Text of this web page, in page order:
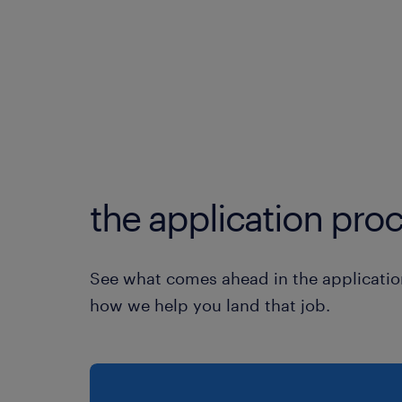
the application
See what comes ahead in the
how we help you land that job.